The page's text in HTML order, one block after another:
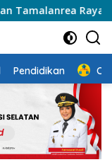
Raya Mulai Diaspal
Pendidikan